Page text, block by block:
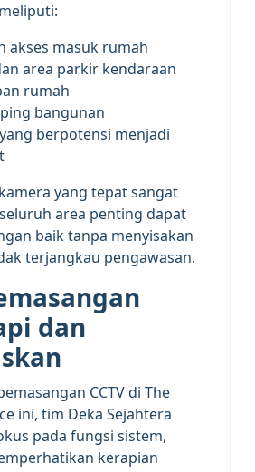
akses masuk rumah
area parkir kendaraan
rumah
bangunan
berpotensi menjadi
yang tepat sangat
area penting dapat
baik tanpa menyisakan
terjangkau pengawasan.
dan
CCTV di The
ini, tim Deka Sejahtera
pada fungsi sistem,
kerapian